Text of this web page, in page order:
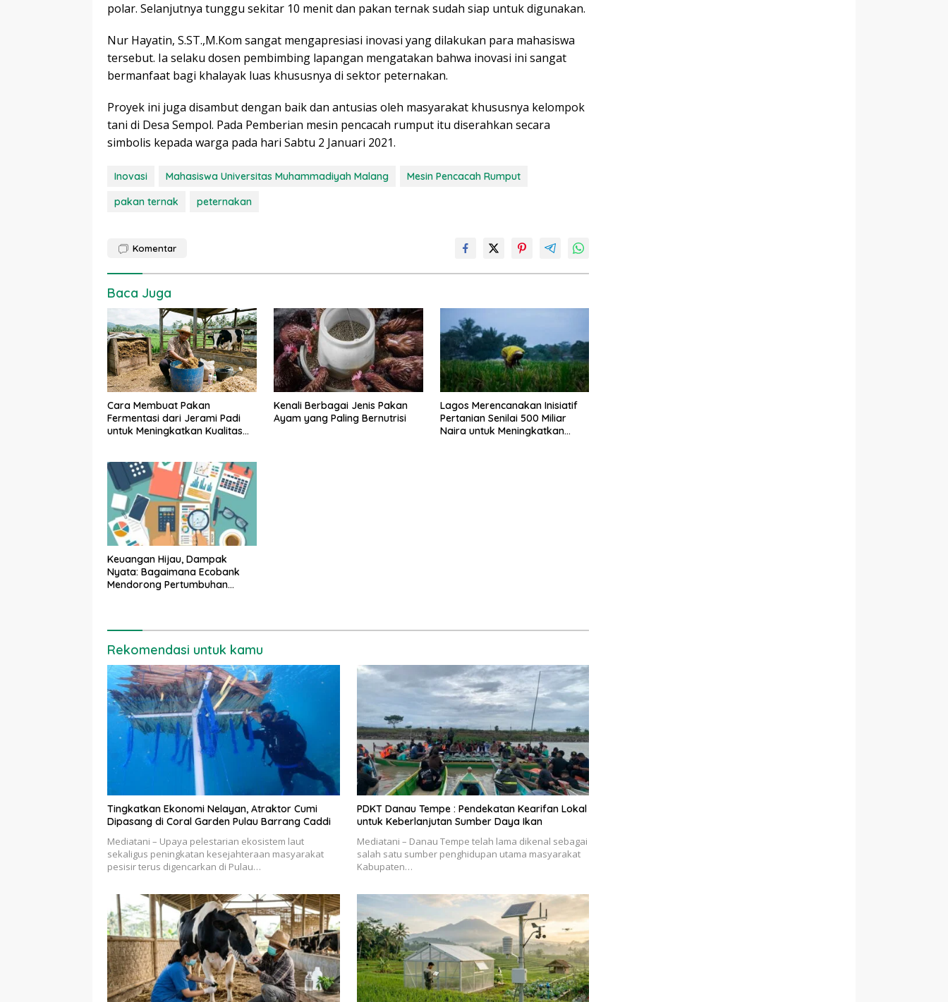
polar. Selanjutnya tunggu sekitar 10 menit dan pakan ternak sudah siap untuk digunakan.
Nur Hayatin, S.ST.,M.Kom sangat mengapresiasi inovasi yang dilakukan para mahasiswa
tersebut. Ia selaku dosen pembimbing lapangan mengatakan bahwa inovasi ini sangat
bermanfaat bagi khalayak luas khususnya di sektor peternakan.
Proyek ini juga disambut dengan baik dan antusias oleh masyarakat khususnya kelompok
tani di Desa Sempol. Pada Pemberian mesin pencacah rumput itu diserahkan secara
simbolis kepada warga pada hari Sabtu 2 Januari 2021.
Inovasi Mahasiswa Universitas Muhammadiyah Malang
Mesin Pencacah Rumput
pakan ternak
peternakan
Komentar
Baca Juga
Cara Membuat Pakan
Fermentasi dari Jerami Padi
untuk Meningkatkan Kualitas
Kenali Berbagai Jenis Pakan
Ayam yang Paling Bernutrisi
Lagos Merencanakan Inisiatif
Pertanian Senilai 500 Miliar
Naira untuk Meningkatkan
Keuangan Hijau, Dampak
Nyata: Bagaimana Ecobank
Mendorong Pertumbuhan
Rekomendasi untuk kamu
Tingkatkan Ekonomi Nelayan, Atraktor Cumi
Dipasang di Coral Garden Pulau Barrang Caddi
Mediatani – Upaya pelestarian ekosistem laut
sekaligus peningkatan kesejahteraan masyarakat
pesisir terus digencarkan di Pulau…
PDKT Danau Tempe : Pendekatan Kearifan Lokal
untuk Keberlanjutan Sumber Daya Ikan
Mediatani – Danau Tempe telah lama dikenal sebagai
salah satu sumber penghidupan utama masyarakat
Kabupaten…